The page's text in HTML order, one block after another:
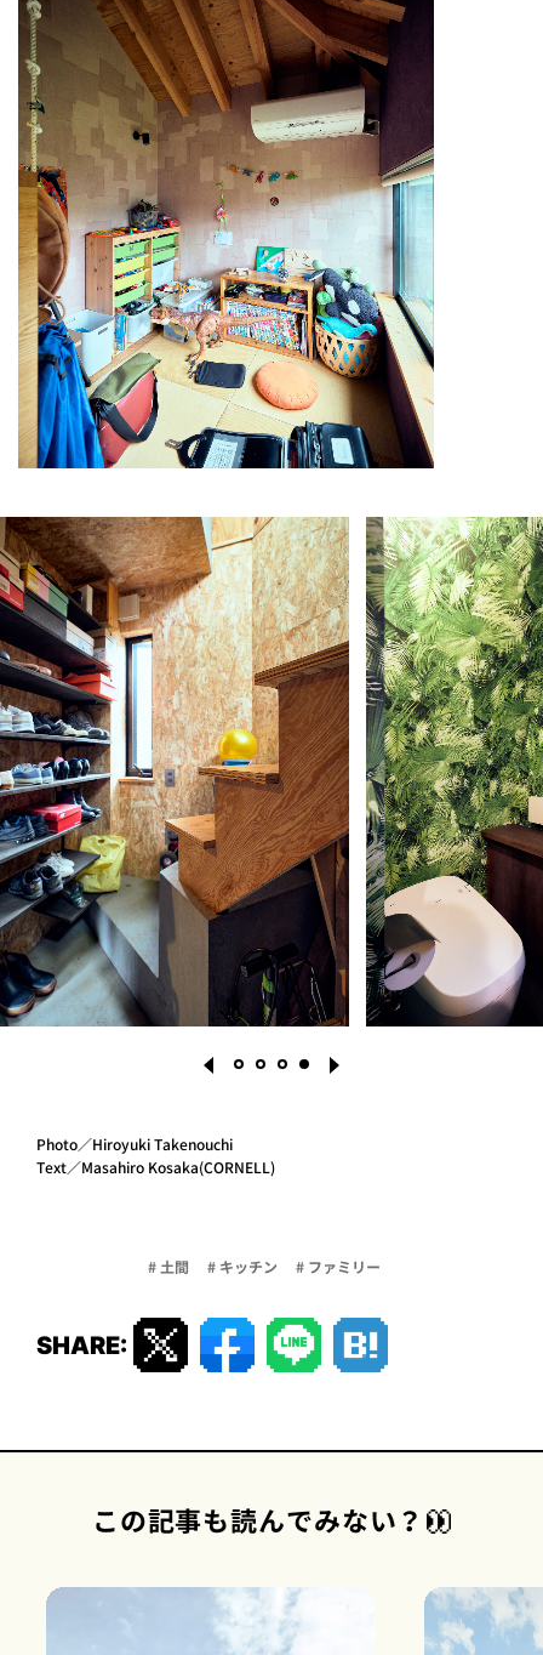
Photo／Hiroyuki Takenouchi
Text／Masahiro Kosaka(CORNELL)
# 土間 # キッチン # ファミリー
SHARE:
この記事も読んでみない？